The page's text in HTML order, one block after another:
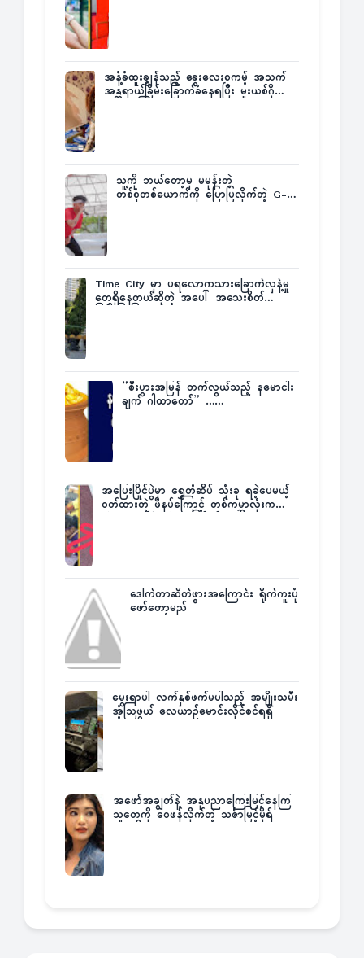
အနံ့ခံထူးချွန်သည့် ခွေးလေးစကမ့် အသက်
အန္တရာယ်ခြိမ်းခြောက်ခံနေရပြီး မူးယစ်ဂိုဏ်း
သူ့ကို ဘယ်တော့မှ မမုန်းတဲ့
တစ်စုံတစ်ယောက်ကို ပြောပြလိုက်တဲ့ G-
Time City မှာ ပရလောကသားခြောက်လှန့်မှု
တွေရှိနေတယ်ဆိုတဲ့ အပေါ် အသေးစိတ်
”စီးပွားအမြန် တက်လွယ်သည့် နမောငါး
ချက် ဂါထာတော်” ……
အပြေးပြိုင်ပွဲမှာ ရွှေတံဆိပ် သုံးခု ရခဲ့ပေမယ့်
ဝတ်ထားတဲ့ ဖိနပ်ကြောင့် တစ်ကမ္ဘာလုံးက
ဒေါက်တာဆိတ်ဖွားအကြောင်း ရိုက်ကူးပုံ
ဖော်တော့မည်
မွေးရာပါ လက်နှစ်ဖက်မပါသည့် အမျိုးသမီး
အံ့သြဖွယ် လေယာဉ်မောင်းလိုင်စင်ရရှိ
အဖော်အချွတ်နဲ့ အနုပညာကြေးမြင့်နေကြ
သူတွေကို ဝေဖန်လိုက်တဲ့ သင်္ဇာမြင့်မိုရ်